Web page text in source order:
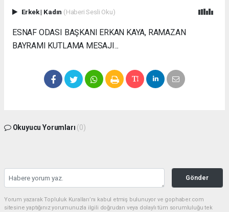
Erkek| Kadın (Haberi Sesli Oku)
ESNAF ODASI BAŞKANI ERKAN KAYA, RAMAZAN
BAYRAMI KUTLAMA MESAJI...
Okuyucu Yorumları (0)
Gönder
Yorum yazarak Topluluk Kuralları’nı kabul etmiş bulunuyor ve gophaber.com
sitesine yaptığınız yorumunuzla ilgili doğrudan veya dolaylı tüm sorumluluğu tek